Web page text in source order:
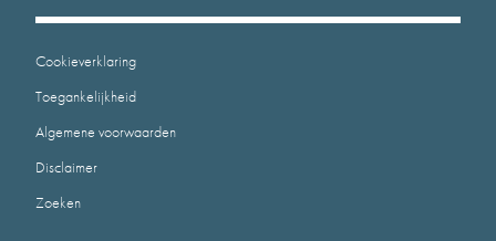
Cookieverklaring
Toegankelijkheid
Algemene voorwaarden
Disclaimer
Zoeken